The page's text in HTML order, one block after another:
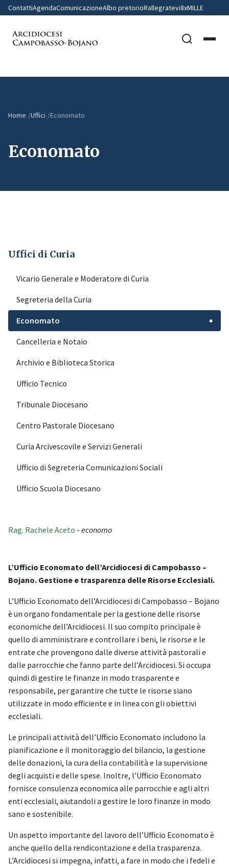
ContattiAgendaComunicazioneAlbo pretorioRallegratevi8xMILLE
Home Uffici Economato
Economato
Rag. Rachele Aceto - economo
L’Ufficio Economato dell’Arcidiocesi di Campobasso –
Bojano. Gestione e trasparenza delle Risorse Ecclesiali.
L’Ufficio Economato dell’Arcidiocesi di Campobasso – Bojano
è un organo fondamentale per la gestione delle risorse
economiche dell’Arcidiocesi. Il suo compito principale è
quello di amministrare e controllare i beni, le risorse e le
entrate che provengono dalle diverse attività pastorali e
dalle parrocchie che fanno parte dell’Arcidiocesi. Si occupa
quindi di gestire le finanze in modo trasparente e
responsabile, per garantire che tutte le risorse siano
utilizzate in modo efficiente e in linea con gli obiettivi
ecclesiali.
Le principali attività dell’Ufficio Economato includono la
pianificazione e il monitoraggio del bilancio, la gestione
delle donazioni, la cura della contabilità e la supervisione
degli acquisti e delle spese. Inoltre, l’Ufficio Economato
fornisce consulenza economica alle parrocchie e agli altri
enti ecclesiali, aiutandoli a gestire le loro finanze in modo
sano e sostenibile.
Un aspetto importante del lavoro dell’Ufficio Economato è
anche quello della rendicontazione e della trasparenza.
L’Arcidiocesi si impegna, infatti, a fare in modo che i fedeli e
Uffici di Curia
Vicario Generale e Moderatore di Curia
Segreteria della Curia
Economato ●
Cancelleria e Notaio
Archivio e Biblioteca Storica
Ufficio Tecnico
Tribunale Diocesano
Centro Pastorale Diocesano
Curia Arcivescovile e Servizi Generali
Ufficio di Segreteria Comunicazioni Sociali
Ufficio Scuola Diocesano